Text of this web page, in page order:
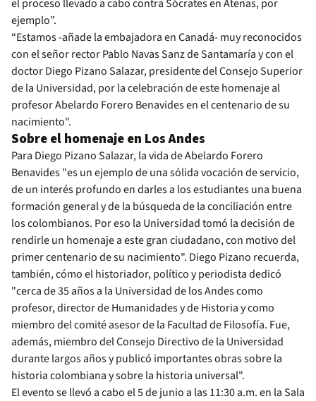
el proceso llevado a cabo contra Sócrates en Atenas, por
ejemplo”.
“Estamos -añade la embajadora en Canadá- muy reconocidos
con el señor rector Pablo Navas Sanz de Santamaría y con el
doctor Diego Pizano Salazar, presidente del Consejo Superior
de la Universidad, por la celebración de este homenaje al
profesor Abelardo Forero Benavides en el centenario de su
nacimiento".
Sobre el homenaje en Los Andes
Para Diego Pizano Salazar, la vida de Abelardo Forero
Benavides "es un ejemplo de una sólida vocación de servicio,
de un interés profundo en darles a los estudiantes una buena
formación general y de la búsqueda de la conciliación entre
los colombianos. Por eso la Universidad tomó la decisión de
rendirle un homenaje a este gran ciudadano, con motivo del
primer centenario de su nacimiento". Diego Pizano recuerda,
también, cómo el historiador, político y periodista dedicó
"cerca de 35 años a la Universidad de los Andes como
profesor, director de Humanidades y de Historia y como
miembro del comité asesor de la Facultad de Filosofía. Fue,
además, miembro del Consejo Directivo de la Universidad
durante largos años y publicó importantes obras sobre la
historia colombiana y sobre la historia universal".
El evento se llevó a cabo el 5 de junio a las 11:30 a.m. en la Sala